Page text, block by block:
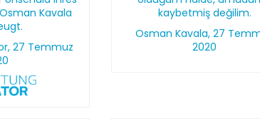
Kavala
27 Temmuz
kaybetmiş değilim.
Osman Kavala, 27
2020